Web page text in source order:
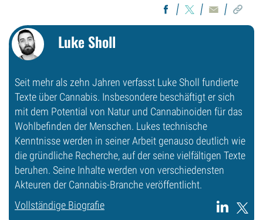
Luke Sholl
Seit mehr als zehn Jahren verfasst Luke Sholl fundierte
Texte über Cannabis. Insbesondere beschäftigt er sich
mit dem Potential von Natur und Cannabinoiden für das
Wohlbefinden der Menschen. Lukes technische
Kenntnisse werden in seiner Arbeit genauso deutlich wie
die gründliche Recherche, auf der seine vielfältigen Texte
beruhen. Seine Inhalte werden von verschiedensten
Akteuren der Cannabis-Branche veröffentlicht.
Vollständige Biografie